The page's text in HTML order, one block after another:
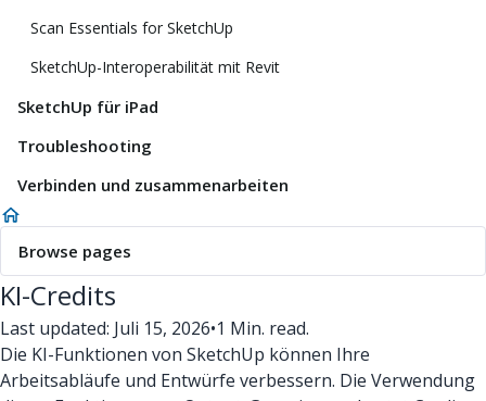
Scan Essentials for SketchUp
SketchUp-Interoperabilität mit Revit
SketchUp für iPad
Troubleshooting
Verbinden und zusammenarbeiten
Browse pages
KI-Credits
Last updated: Juli 15, 2026•1 Min. read.
Die KI-Funktionen von SketchUp können Ihre
Arbeitsabläufe und Entwürfe verbessern. Die Verwendung